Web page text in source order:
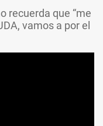
recuerda que “me
vamos a por el